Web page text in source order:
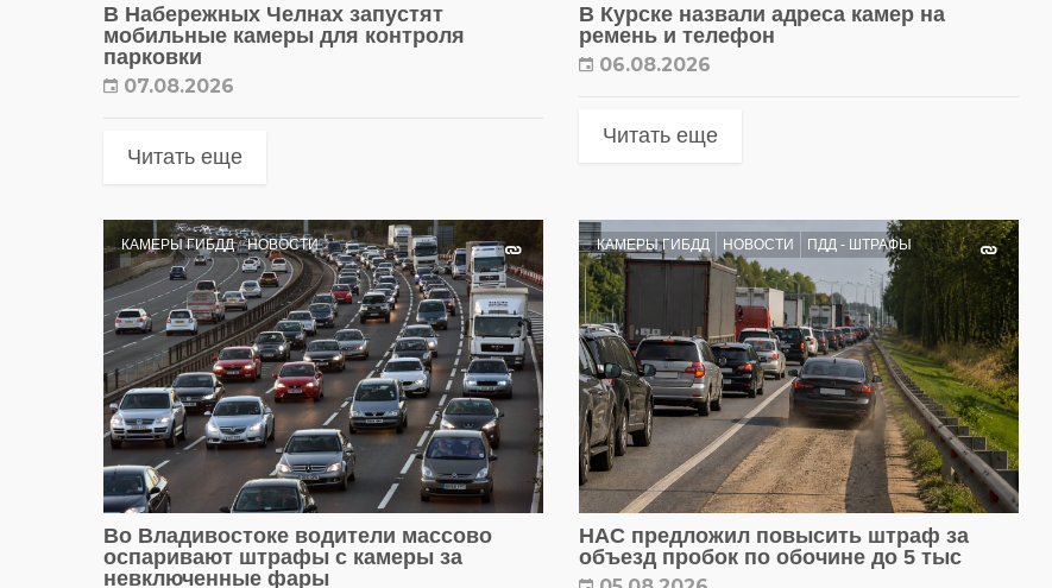
В Набережных Челнах запустят
мобильные камеры для контроля
парковки
07.08.2026
Читать еще
В Курске назвали адреса камер на
ремень и телефон
06.08.2026
Читать еще
КАМЕРЫ ГИБДД НОВОСТИ
Во Владивостоке водители массово
оспаривают штрафы с камеры за
невключенные фары
КАМЕРЫ ГИБДД НОВОСТИ ПДД - ШТРАФЫ
НАС предложил повысить штраф за
объезд пробок по обочине до 5 тыс